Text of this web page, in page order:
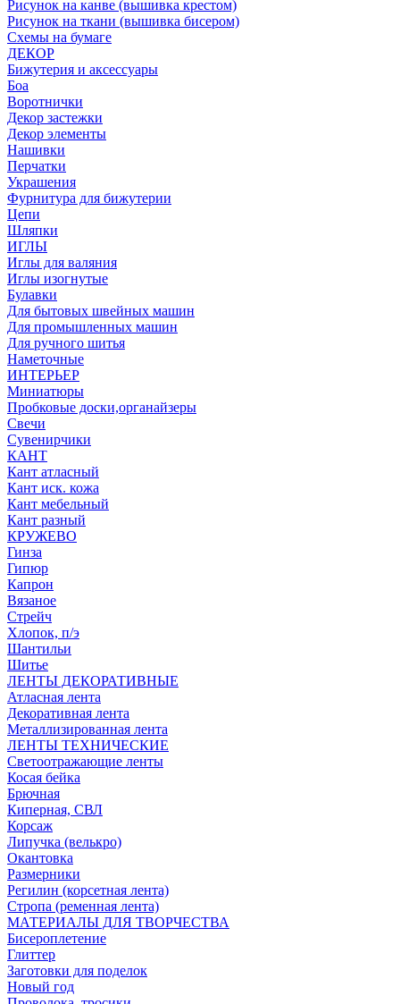
Рисунок на канве (вышивка крестом)
Рисунок на ткани (вышивка бисером)
Схемы на бумаге
ДЕКОР
Бижутерия и аксессуары
Боа
Воротнички
Декор застежки
Декор элементы
Нашивки
Перчатки
Украшения
Фурнитура для бижутерии
Цепи
Шляпки
ИГЛЫ
Иглы для валяния
Иглы изогнутые
Булавки
Для бытовых швейных машин
Для промышленных машин
Для ручного шитья
Наметочные
ИНТЕРЬЕР
Миниатюры
Пробковые доски,органайзеры
Свечи
Сувенирчики
КАНТ
Кант атласный
Кант иск. кожа
Кант мебельный
Кант разный
КРУЖЕВО
Гинза
Гипюр
Капрон
Вязаное
Стрейч
Хлопок, п/э
Шантильи
Шитье
ЛЕНТЫ ДЕКОРАТИВНЫЕ
Атласная лента
Декоративная лента
Металлизированная лента
ЛЕНТЫ ТЕХНИЧЕСКИЕ
Светоотражающие ленты
Косая бейка
Брючная
Киперная, СВЛ
Корсаж
Липучка (велькро)
Окантовка
Размерники
Регилин (корсетная лента)
Стропа (ременная лента)
МАТЕРИАЛЫ ДЛЯ ТВОРЧЕСТВА
Бисероплетение
Глиттер
Заготовки для поделок
Новый год